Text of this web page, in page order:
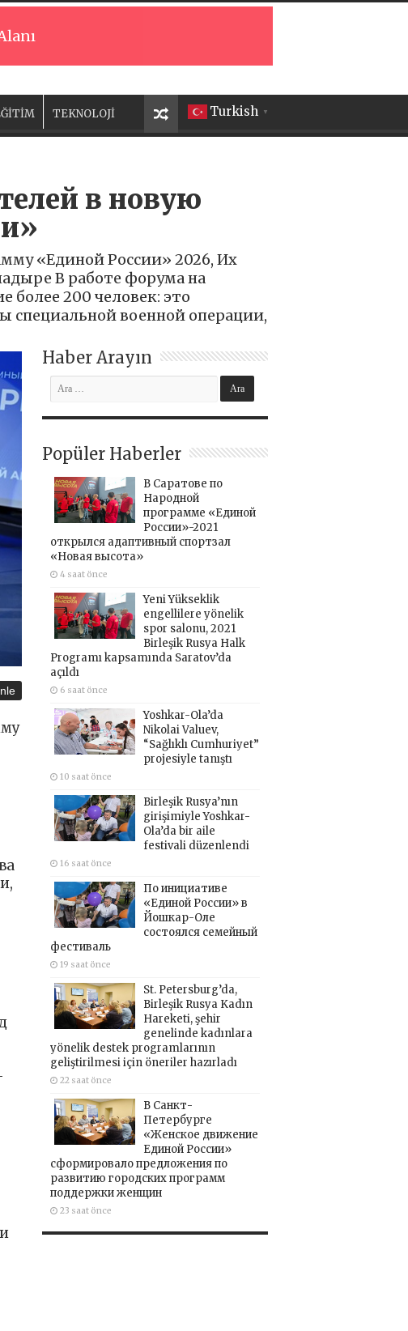
Turkish ▼
TEKNOLOJİ
в новую
«Единой России» 2026, Их
В работе форума на
более 200 человек: это
специальной военной операции,
Haber Arayın
Popüler Haberler
В Саратове по
Народной
программе «Единой
России»-2021
открылся адаптивный спортзал
«Новая высота»
4 saat önce
Yeni Yükseklik
engellilere yönelik
spor salonu, 2021
Birleşik Rusya Halk
Programı kapsamında Saratov’da
açıldı
6 saat önce
Yoshkar-Ola’da
Nikolai Valuev,
“Sağlıklı Cumhuriyet”
projesiyle tanıştı
10 saat önce
Birleşik Rusya’nın
girişimiyle Yoshkar-
Ola’da bir aile
festivali düzenlendi
16 saat önce
По инициативе
«Единой России» в
Йошкар-Оле
состоялся семейный
фестиваль
19 saat önce
St. Petersburg’da,
Birleşik Rusya Kadın
Hareketi, şehir
genelinde kadınlara
yönelik destek programlarının
geliştirilmesi için öneriler hazırladı
22 saat önce
В Санкт-
Петербурге
«Женское движение
Единой России»
сформировало предложения по
развитию городских программ
поддержки женщин
23 saat önce